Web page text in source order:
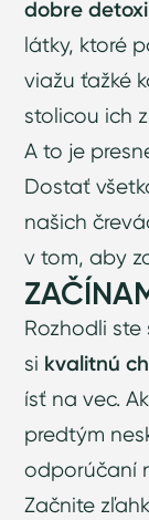
dobre
látky, ktoré
viažu ťažké
stolicou ich
A to je
Dostať
našich
v tom, aby
Rozhodli ste
si kvalitnú
ísť na vec.
predtým
odporúčaní
Začnite